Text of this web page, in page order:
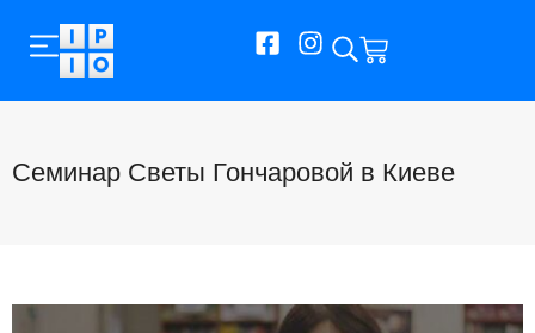
Cеминар Светы Гончаровой в Киеве